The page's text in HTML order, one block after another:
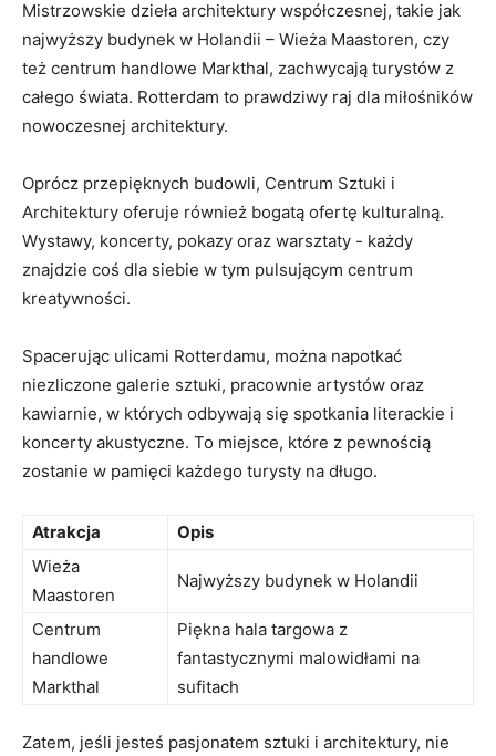
Mistrzowskie dzieła architektury współczesnej, takie jak
najwyższy budynek w‍ Holandii – Wieża⁤ Maastoren, czy⁤
też centrum ‌handlowe Markthal, zachwycają turystów z
całego świata. ‍Rotterdam to prawdziwy raj ⁣dla miłośników
nowoczesnej architektury.
Oprócz ​przepięknych budowli, Centrum Sztuki i
⁣Architektury oferuje również bogatą ofertę⁤ kulturalną.
Wystawy, ⁣koncerty, pokazy oraz‍ warsztaty -​ każdy
znajdzie coś dla siebie w ⁣tym⁣ pulsującym centrum
kreatywności.
Spacerując ulicami ⁤Rotterdamu, można ⁤napotkać⁤
niezliczone ⁤galerie ⁣sztuki, pracownie artystów oraz‌
kawiarnie, w których ‌odbywają się spotkania literackie i‌
koncerty akustyczne. To miejsce, które z pewnością
zostanie w pamięci⁤ każdego turysty na długo.
Atrakcja
Opis
Wieża
Maastoren
Najwyższy‌ budynek w Holandii
Centrum
handlowe
Markthal
Piękna hala targowa z
fantastycznymi malowidłami⁤ na
sufitach
Zatem,⁣ jeśli jesteś pasjonatem⁢ sztuki i architektury, nie